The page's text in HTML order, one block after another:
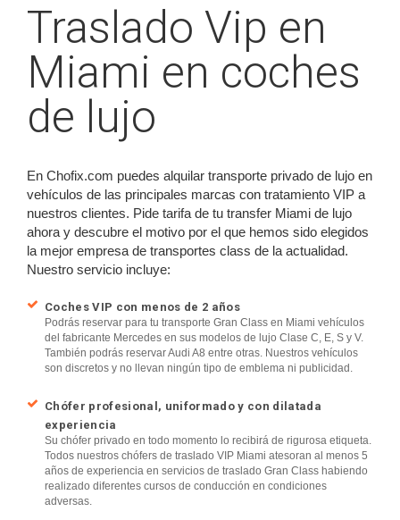
Traslado Vip en
Miami en coches
de lujo
En Chofix.com puedes alquilar transporte privado de lujo en
vehículos de las principales marcas con tratamiento VIP a
nuestros clientes. Pide tarifa de tu transfer Miami de lujo
ahora y descubre el motivo por el que hemos sido elegidos
la mejor empresa de transportes class de la actualidad.
Nuestro servicio incluye:
Coches VIP con menos de 2 años
Podrás reservar para tu transporte Gran Class en Miami vehículos
del fabricante Mercedes en sus modelos de lujo Clase C, E, S y V.
También podrás reservar Audi A8 entre otras. Nuestros vehículos
son discretos y no llevan ningún tipo de emblema ni publicidad.
Chófer profesional, uniformado y con dilatada
experiencia
Su chófer privado en todo momento lo recibirá de rigurosa etiqueta.
Todos nuestros chófers de traslado VIP Miami atesoran al menos 5
años de experiencia en servicios de traslado Gran Class habiendo
realizado diferentes cursos de conducción en condiciones
adversas.